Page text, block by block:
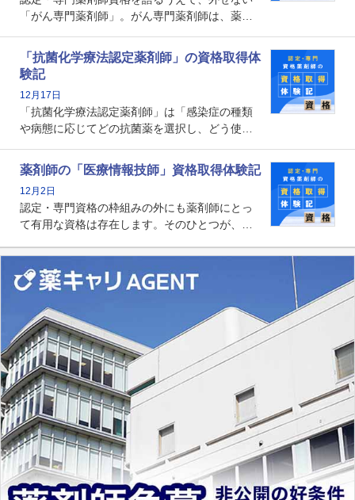
「がん専門薬剤師」。がん専門薬剤師は、薬剤
関する資格として、2009年に発足しました。薬
剤師の専門性を活かして高度化するがん医療に
貢献する姿は、今も病院薬剤師にとって一目置
かれる存在です。
「抗菌化学療法認定薬剤師」の資格取得体
験記
12月17日
「抗菌化学療法認定薬剤師」は「感染症の種類
や病態に応じてどの抗菌薬を選択し、どう使っ
る薬剤師です。現在、感染防止対策加算の施設
基準に専任の薬剤師配置が挙げられており、今
後は感染症領域で薬剤師に、より多くの役割が
求められる可能性もあります。
薬剤師の「医療情報技師」資格取得体験記
12月2日
認定・専門資格の枠組みの外にも薬剤師にとっ
て有用な資格は存在します。そのひとつが、
査データ、投薬歴など非常に多岐にわたる医療
データを利活用し、またシステム管理できるこ
とは、病院薬剤師を中心に大きな武器になりま
す。